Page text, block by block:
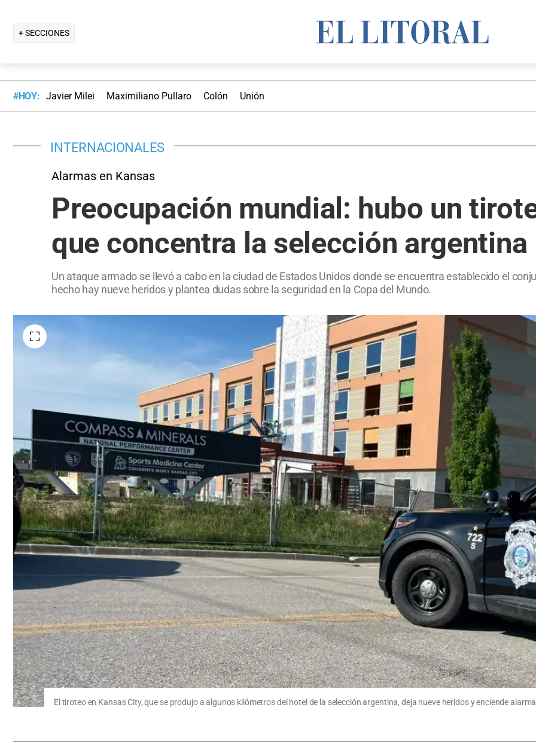
+ SECCIONES
#HOY: Javier Milei Maximiliano Pullaro Colón Unión
INTERNACIONALES
Alarmas en Kansas
Preocupación mundial: hubo un
que concentra la selección argentina
Un ataque armado se llevó a cabo en la ciudad de Estados Unidos donde se encuentra establecido el
hecho hay nueve heridos y plantea dudas sobre la seguridad en la Copa del Mundo.
El tiroteo en Kansas City, que se produjo a algunos kilómetros del hotel de la selección argentina, deja nueve heridos y enciende